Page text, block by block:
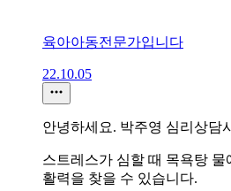
육아아동전문가입니다
22.10.05
안녕하세요. 박주영 심리상담
스트레스가 심할 때 목욕탕
활력을 찾을 수 있습니다.